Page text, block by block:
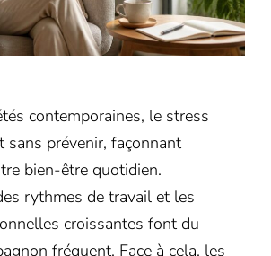
contemporaines, le stress
sans prévenir, façonnant
bien-être quotidien.
rythmes de travail et les
croissantes font du
fréquent. Face à cela, les